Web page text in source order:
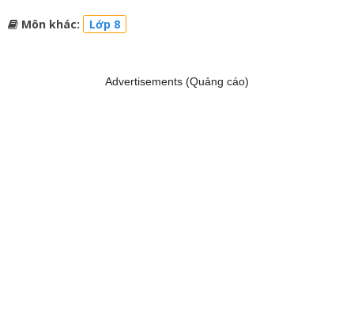
Môn khác: Lớp 8
Advertisements (Quảng cáo)